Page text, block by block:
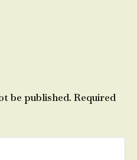
be published. Required